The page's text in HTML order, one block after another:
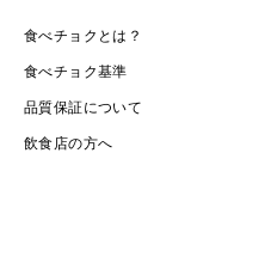
食べチョクとは？
食べチョク基準
品質保証について
飲食店の方へ